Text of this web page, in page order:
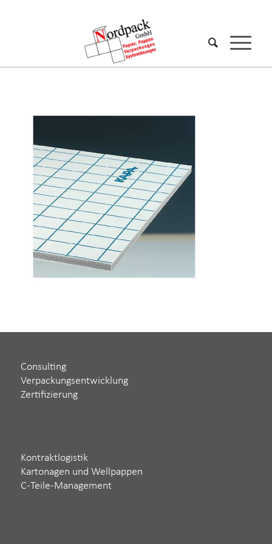
Consulting
Verpackungsentwicklung
Zertifizierung
Kontraktlogistik
Kartonagen und Wellpappen
C-Teile-Management